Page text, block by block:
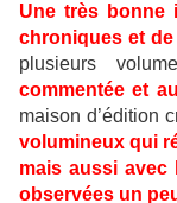
Une très bonne
chroniques et de
plusieurs
commentée et
maison d’édition
volumineux qui
mais aussi avec
observées un